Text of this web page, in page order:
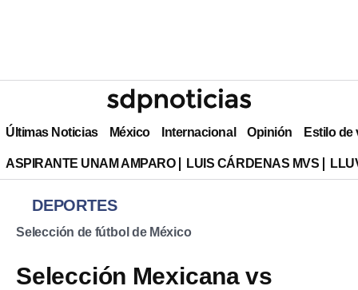
Últimas Noticias México Internacional Opinión Estilo de
ASPIRANTE UNAM AMPARO LUIS CÁRDENAS MVS
DEPORTES
Selección de fútbol de México
Selección Mexicana vs